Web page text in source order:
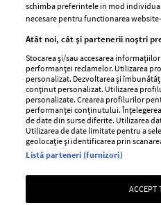
GSP
Unica
Baby
Retete
Pariază responsabil! Decizia
Jocurile de noroc
schimba preferintele in mod
necesare pentru functionarea
Atât noi, cât și partenerii noștri
Stocarea și/sau accesarea
performanței reclamelor. Utilizarea
personalizat. Dezvoltarea și
conținut personalizat. Utilizarea
personalizate. Crearea profilurilor
performanței conținutului.
de date din surse diferite. Utilizarea
Utilizarea de date limitate pentru a
geolocație și identificarea prin
Listă parteneri (furnizori)
ACCEPT